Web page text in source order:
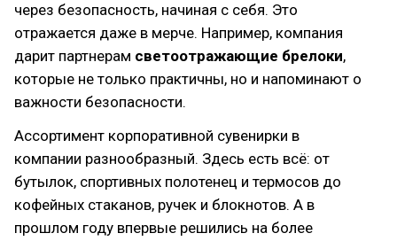
через безопасность, начиная с себя. Это
отражается даже в мерче. Например, компания
дарит партнерам светоотражающие брелоки,
которые не только практичны, но и напоминают о
важности безопасности.
Ассортимент корпоративной сувенирки в
компании разнообразный. Здесь есть всё: от
бутылок, спортивных полотенец и термосов до
кофейных стаканов, ручек и блокнотов. А в
прошлом году впервые решились на более